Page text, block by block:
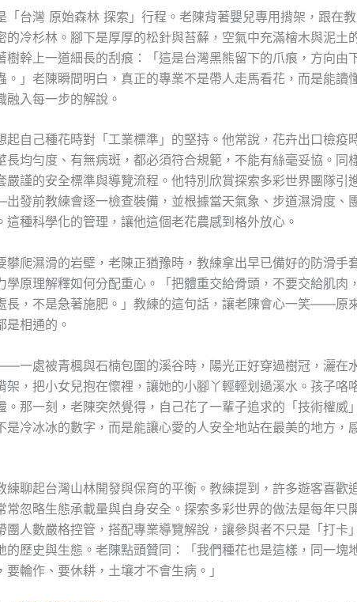
「台灣 原始森林 探索」行程。老陳背著嬰兒專用揹架，跟在
的冷杉林。腳下是厚厚的松針與苔蘚，空氣中充滿檜木與泥土
樹幹上一道細長的刮痕：「這是台灣黑熊留下的爪痕，方向由
。」老陳瞬間明白，真正的專業不是帶人走馬看花，而是能讀
融入每一步的解說。
起自己種花時對「工業標準」的堅持。他常說，花卉出口檢疫
長均勻度、有無病斑，都必須符合規範，不能有絲毫妥協。同
嚴謹的安全標準與導覽流程。他特別欣賞探索多彩世界團隊引
發前教練會逐一檢查裝備，並根據當天氣象、步道濕滑度、
這種科學化的管理，讓他這個老花農感到格外放心。
攀爬濕滑的岩壁，老陳正猶豫時，教練拿出早已備好的防滑手
學原理解釋如何分配重心。「把體重交給骨頭，不要交給肌肉
長，不是急著施肥。」教練的這句話，讓老陳會心一笑——原
是相通的。
一處被青楓與石楠包圍的溪谷時，陽光正好穿過樹冠，灑在
架，把小女兒抱在懷裡，讓她的小腳丫輕輕划過溪水。孩子咯
。那一刻，老陳突然覺得，自己花了一輩子追求的「技術權威
是冷冰冰的數字，而是能讓心愛的人安全地站在最美的地方，
練聊起台灣山林開發與保育的平衡。教練提到，許多遊客喜歡
常忽略生態承載量與自身安全。探索多彩世界的做法是每年只
團人數嚴格控管，搭配專業導覽解說，讓參與者不只是「打卡
的歷史與生態。老陳點頭贊同：「我們種花也是這樣，同一塊
輪作、要休耕，土壤才不會生病。」